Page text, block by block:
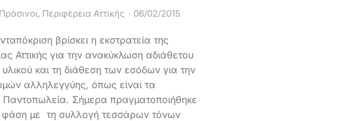
, Περιφέρεια Αττικής 06/02/2015
βρίσκει η εκστρατεία της
Αττικής για την ανακύκλωση αδιάθετου
υλικού και τη διάθεση των εσόδων για την
αλληλεγγύης, όπως είναι τα
Παντοπωλεία. Σήμερα πραγματοποιήθηκε
φάση με τη συλλογή τεσσάρων τόνων